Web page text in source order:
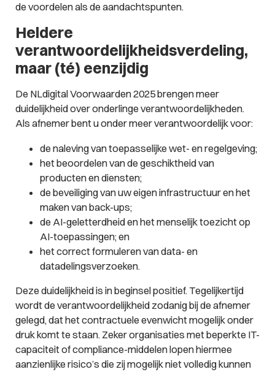
de voordelen als de aandachtspunten.
Heldere
verantwoordelijkheidsverdeling,
maar (té) eenzijdig
De NLdigital Voorwaarden 2025 brengen meer
duidelijkheid over onderlinge verantwoordelijkheden.
Als afnemer bent u onder meer verantwoordelijk voor:
de naleving van toepasselijke wet- en regelgeving;
het beoordelen van de geschiktheid van
producten en diensten;
de beveiliging van uw eigen infrastructuur en het
maken van back-ups;
de AI-geletterdheid en het menselijk toezicht op
AI-toepassingen; en
het correct formuleren van data- en
datadelingsverzoeken.
Deze duidelijkheid is in beginsel positief. Tegelijkertijd
wordt de verantwoordelijkheid zodanig bij de afnemer
gelegd, dat het contractuele evenwicht mogelijk onder
druk komt te staan. Zeker organisaties met beperkte IT-
capaciteit of compliance-middelen lopen hiermee
aanzienlijke risico’s die zij mogelijk niet volledig kunnen